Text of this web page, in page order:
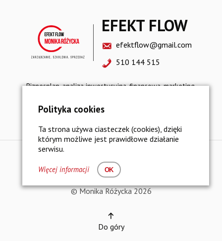
EFEKT FLOW
efektflow@gmail.com
510 144 515
Biznesplan, analiza inwestycyjna, finansowa, marketing,
Polityka prywatności i bezpieczeństwo danych
© Monika Różycka 2026
Do góry
Polityka cookies
Ta strona używa ciasteczek (cookies), dzięki
którym możliwe jest prawidłowe działanie
serwisu.
Więcej informacji OK